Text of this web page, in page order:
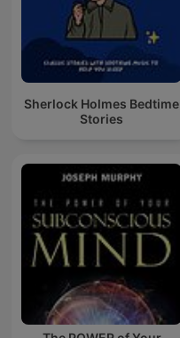
Sherlock Holmes Bedtime
Stories